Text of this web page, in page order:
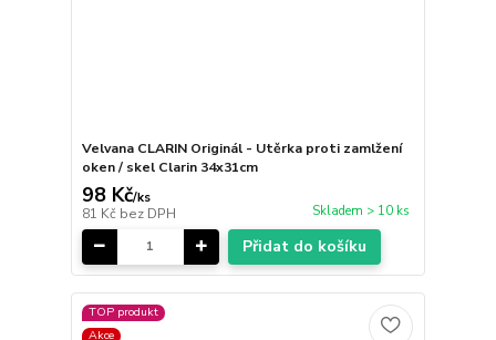
Velvana CLARIN Originál - Utěrka proti zamlžení
oken / skel Clarin 34x31cm
98 Kč/ks
81 Kč bez DPH Skladem > 10 ks
Přidat do košíku
TOP produkt
Akce